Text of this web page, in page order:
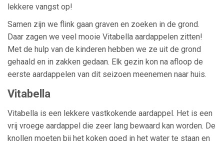
lekkere vangst op!
Samen zijn we flink gaan graven en zoeken in de grond.
Daar zagen we veel mooie Vitabella aardappelen zitten!
Met de hulp van de kinderen hebben we ze uit de grond
gehaald en in zakken gedaan. Elk gezin kon na afloop de
eerste aardappelen van dit seizoen meenemen naar huis.
Vitabella
Vitabella is een lekkere vastkokende aardappel. Het is een
vrij vroege aardappel die zeer lang bewaard kan worden. De
knollen moeten bij het koken goed in het water te staan en